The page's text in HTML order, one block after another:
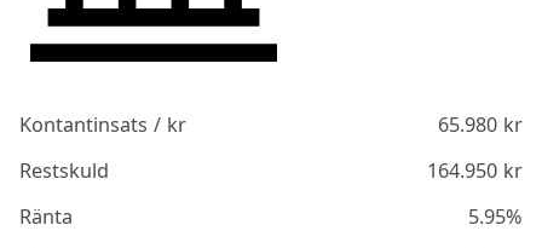
Kontantinsats / kr 65.980kr
Restskuld
164.950kr
Ränta
5.95%